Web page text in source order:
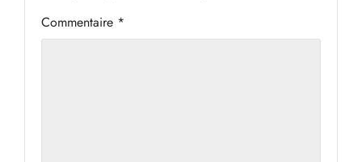
Commentaire *